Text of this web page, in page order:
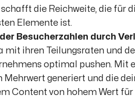
schafft die Reichweite, die für
Elemente ist.
Besucherzahlen durch
mit ihren Teilungsraten und
optimal pushen. Mit
Mehrwert generiert und die
Content von hohem Wert für